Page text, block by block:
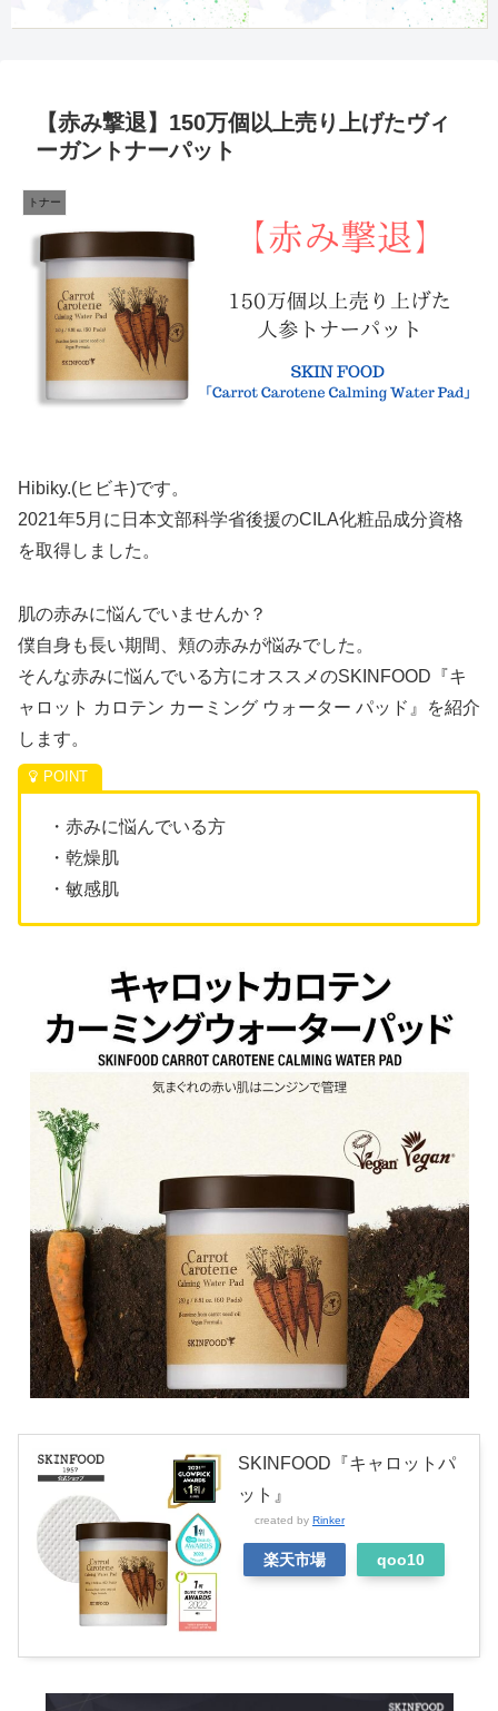
【赤み撃退】150万個以上売り上げたヴィ
ーガントナーパット
トナー
Hibiky.(ヒビキ)です。
2021年5月に日本文部科学省後援のCILA化粧品成分資格
を取得しました。
肌の赤みに悩んでいませんか？
僕自身も長い期間、頬の赤みが悩みでした。
そんな赤みに悩んでいる方にオススメのSKINFOOD『キ
ャロット カロテン カーミング ウォーター パッド』を紹介
します。
・赤みに悩んでいる方
・乾燥肌
・敏感肌
SKINFOOD『キャロットパ
ット』
created by Rinker
楽天市場 qoo10